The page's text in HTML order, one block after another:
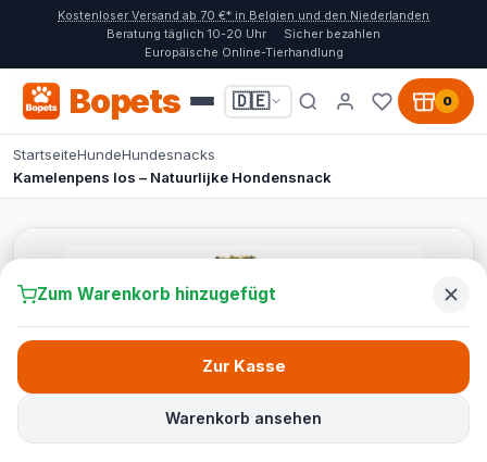
Kostenloser Versand ab 70 €* in Belgien und den Niederlanden
Beratung täglich 10-20 Uhr
Sicher bezahlen
Europäische Online-Tierhandlung
Bopets 🇩🇪 0
StartseiteHundeHundesnacks
Kamelenpens los – Natuurlijke Hondensnack
Zum Warenkorb hinzugefügt
Warenkorb ansehen
Zur Kasse